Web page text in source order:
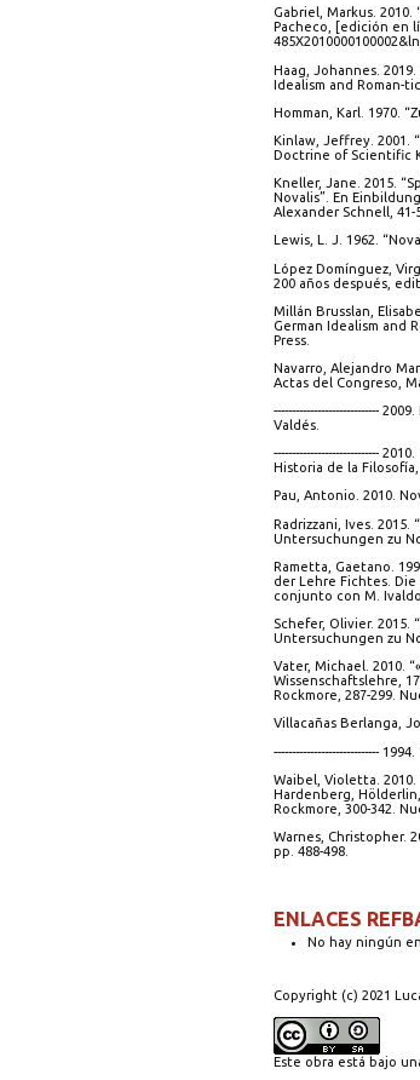
Gabriel, Markus.
Pacheco, [edición en
Haag, Johannes.
Idealism and Roman-
Homman, Karl. 1970.
Kinlaw, Jeffrey. 2001.
Doctrine of Scientific
Kneller, Jane. 2015.
Novalis”. En
Alexander Schnell, 41-
Lewis, L. J. 1962.
López Domínguez,
200 años después,
Millán Brusslan,
German Idealism and
Press.
Navarro, Alejandro
Actas del Congreso,
-----------------------------
Valdés.
-----------------------------
Historia de la Filosofía,
Pau, Antonio. 2010.
Radrizzani, Ives.
Untersuchungen zu
Rametta, Gaetano.
der Lehre Fichtes.
conjunto con M.
Schefer, Olivier.
Untersuchungen zu
Vater, Michael. 2010.
Wissenschaftslehre,
Rockmore, 287-299.
Villacañas Berlanga,
-----------------------------
Waibel, Violetta.
Hardenberg,
Rockmore, 300-342.
Warnes, Christopher.
pp. 488-498.
ENLACES
No hay ningún
Copyright (c) 2021
Este obra está bajo